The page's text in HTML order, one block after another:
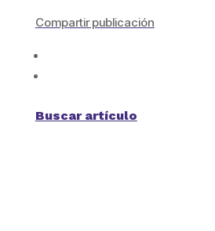
Compartir publicación
Buscar artículo